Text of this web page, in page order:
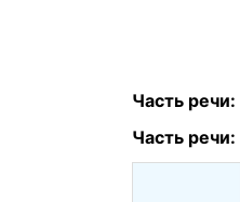
Часть речи:
Часть речи: